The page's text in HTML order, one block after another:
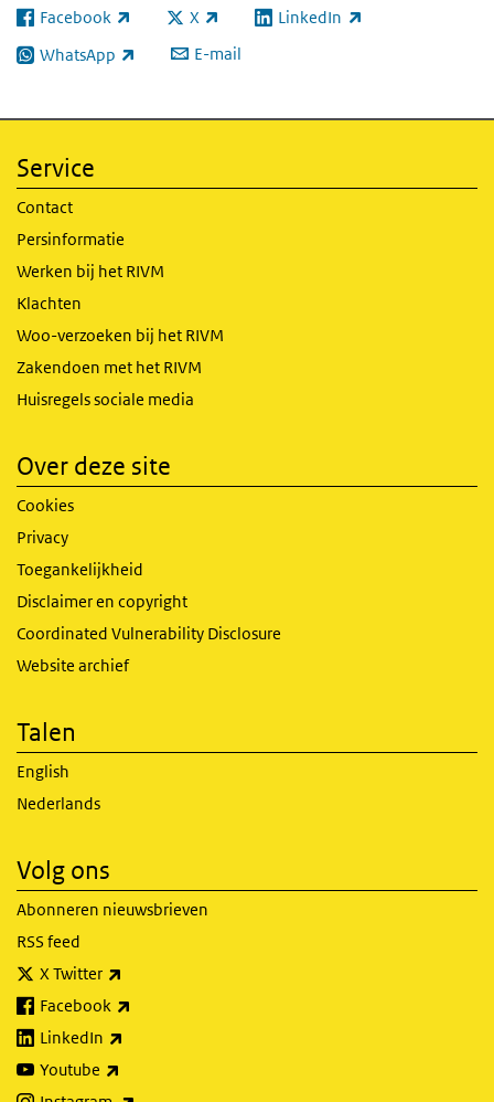
Facebook
(externe link) X
(externe link) LinkedIn
(externe link)
WhatsApp
(externe link) E-mail
Service
Contact
Persinformatie
Werken bij het RIVM
Klachten
Woo-verzoeken bij het RIVM
Zakendoen met het RIVM
Huisregels sociale media
Over deze site
Cookies
Privacy
Toegankelijkheid
Disclaimer en copyright
Coordinated Vulnerability Disclosure
Website archief
Talen
English
Nederlands
Volg ons
Abonneren nieuwsbrieven
RSS feed
X Twitter
Facebook
LinkedIn
Youtube